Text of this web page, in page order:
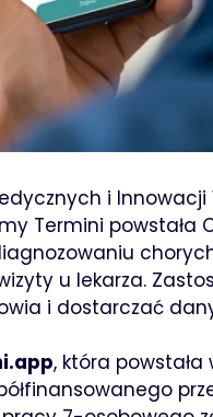
i Innowacji
Termini powstała
u lekarza.
i dostarczać
, która